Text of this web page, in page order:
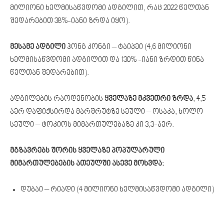
მილიონი ხელმისაწვდომი ადგილით, რაც 2022 წელთან
შედარებით 38%-იანი ზრდა იყო).
მესამე ადგილი ჰონგ კონგი –ტაიპეი (4,6 მილიონი
ხელმისაწვდომი ადგილით და 130% -იანი ზრდით წინა
წელთან შედარებით).
ადგილების რაოდენობის ყველაზე მკვეთრი ზრდა, 4,5-
ჯერ დაფიქსირდა მარშრუტზე სეული – ოსაკა, ხოლო
სეული – ტოკიოს მიმართულებაზე კი 3,3-ჯერ.
მგზავრებს შორის ყველაზე პოპულარული
მიმართულებების ათეულში ასევე მოხვდა:
დუბაი – რიადი (4 მილიონი ხელმისაწვდომი ადგილი)